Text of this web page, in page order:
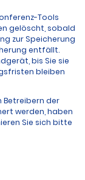
Tools
gelöscht, sobald
zur Speicherung
entfällt.
bis Sie sie
bleiben
Betreibern der
werden, haben
Sie sich bitte